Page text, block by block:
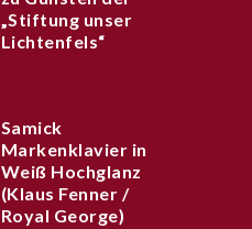
„Stiftung unser
Lichtenfels“
Samick
Markenklavier in
Weiß Hochglanz
(Klaus Fenner /
Royal George)